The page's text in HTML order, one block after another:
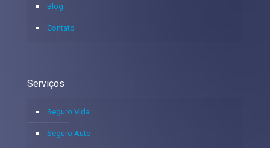
Blog
Contato
Serviços
Seguro Vida
Seguro Auto